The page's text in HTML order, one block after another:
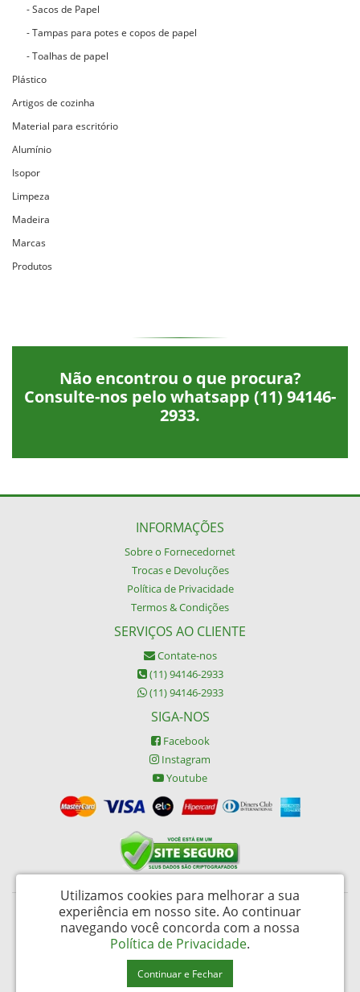
- Sacos de Papel
- Tampas para potes e copos de papel
- Toalhas de papel
Plástico
Artigos de cozinha
Material para escritório
Alumínio
Isopor
Limpeza
Madeira
Marcas
Produtos
Não encontrou o que procura?
Consulte-nos pelo whatsapp (11) 94146-
2933.
INFORMAÇÕES
Sobre o Fornecedornet
Trocas e Devoluções
Política de Privacidade
Termos & Condições
SERVIÇOS AO CLIENTE
Contate-nos
(11) 94146-2933
(11) 94146-2933
SIGA-NOS
Facebook
Instagram
Youtube
Buypack Brasil Descartáveis Ltda - CNPJ: 06.002.162/0001-45
Rua da Alfândega 487 – Brás - São Paulo / SP - CEP: 03006-030
FornecedorNet © 2026
Utilizamos cookies para melhorar a sua
experiência em nosso site. Ao continuar
navegando você concorda com a nossa
Política de Privacidade.
Continuar e Fechar